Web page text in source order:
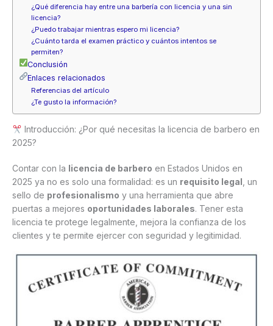
¿Qué diferencia hay entre una barbería con licencia y una sin
licencia?
¿Puedo trabajar mientras espero mi licencia?
¿Cuánto tarda el examen práctico y cuántos intentos se
permiten?
Conclusión
Enlaces relacionados
Referencias del artículo
¿Te gusto la información?
Introducción: ¿Por qué necesitas la licencia de barbero en
2025?
Contar con la licencia de barbero en Estados Unidos en
2025 ya no es solo una formalidad: es un requisito legal , un
sello de profesionalismo y una herramienta que abre
puertas a mejores oportunidades laborales. Tener esta
licencia te protege legalmente, mejora la confianza de los
clientes y te permite ejercer con seguridad y legitimidad.